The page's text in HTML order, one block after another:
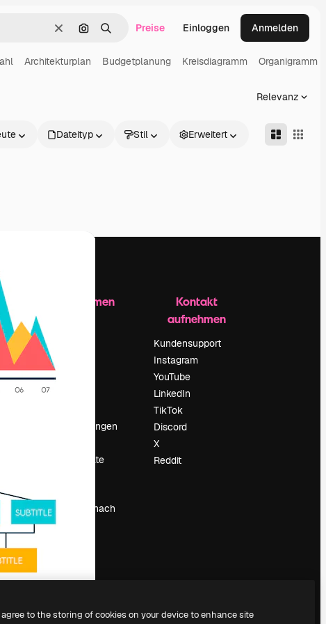
LöschenNach Bild suchen
SuchenPreise Einloggen Anmelden
Architekturplan Budgetplanung Kreisdiagramm Organigramm
Relevanz
Dateityp Stil Erweitert
Unternehmen
Über uns
Reviews
Karriere
Suchtrends
Veranstaltungen
Deine Inhalte
Suchst du nach
magnific.ai
Kontakt
aufnehmen
Kundensupport
Instagram
YouTube
LinkedIn
TikTok
Discord
X
Reddit
to the storing of cookies on your device to enhance site